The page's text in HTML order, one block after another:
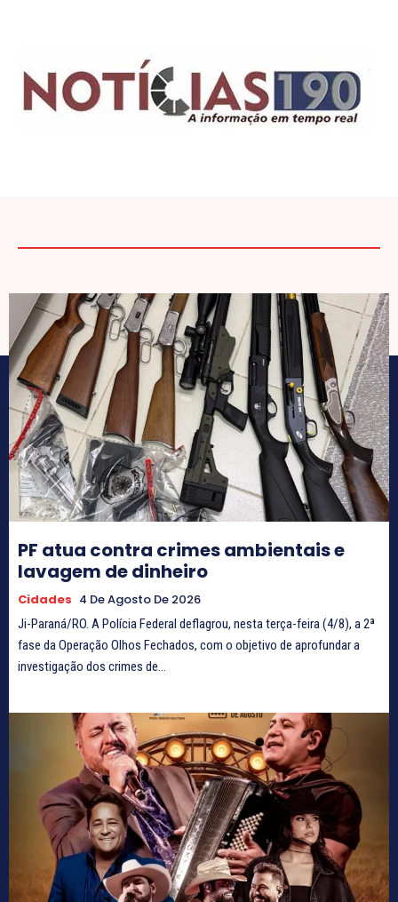
PF atua contra crimes ambientais e
lavagem de dinheiro
Cidades 4 De Agosto De 2026
Ji-Paraná/RO. A Polícia Federal deflagrou, nesta terça-feira (4/8), a 2ª
fase da Operação Olhos Fechados, com o objetivo de aprofundar a
investigação dos crimes de...